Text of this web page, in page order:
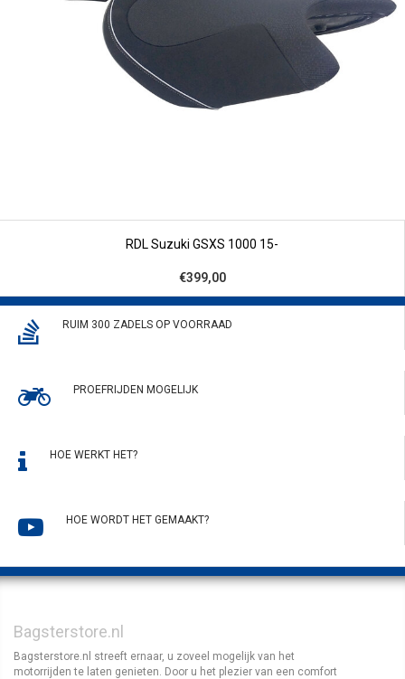
RDL Suzuki GSXS 1000 15-
€399,00
RUIM 300 ZADELS OP VOORRAAD
PROEFRIJDEN MOGELIJK
HOE WERKT HET?
HOE WORDT HET GEMAAKT?
Bagsterstore.nl
Bagsterstore.nl streeft ernaar, u zoveel mogelijk van het
motorrijden te laten genieten. Door u het plezier van een comfort